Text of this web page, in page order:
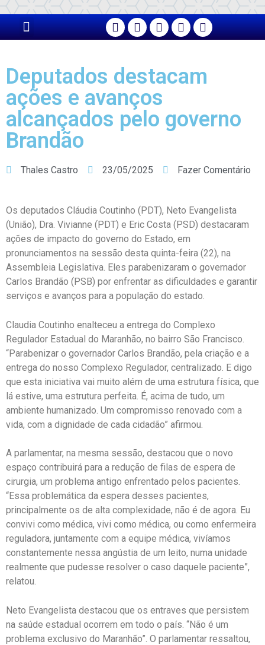
Deputados destacam
ações e avanços
alcançados pelo governo
Brandão
Thales Castro 23/05/2025 Fazer Comentário
Os deputados Cláudia Coutinho (PDT), Neto Evangelista
(União), Dra. Vivianne (PDT) e Eric Costa (PSD) destacaram
ações de impacto do governo do Estado, em
pronunciamentos na sessão desta quinta-feira (22), na
Assembleia Legislativa. Eles parabenizaram o governador
Carlos Brandão (PSB) por enfrentar as dificuldades e garantir
serviços e avanços para a população do estado.
Claudia Coutinho enalteceu a entrega do Complexo
Regulador Estadual do Maranhão, no bairro São Francisco.
“Parabenizar o governador Carlos Brandão, pela criação e a
entrega do nosso Complexo Regulador, centralizado. E digo
que esta iniciativa vai muito além de uma estrutura física, que
lá estive, uma estrutura perfeita. É, acima de tudo, um
ambiente humanizado. Um compromisso renovado com a
vida, com a dignidade de cada cidadão” afirmou.
A parlamentar, na mesma sessão, destacou que o novo
espaço contribuirá para a redução de filas de espera de
cirurgia, um problema antigo enfrentado pelos pacientes.
“Essa problemática da espera desses pacientes,
principalmente os de alta complexidade, não é de agora. Eu
convivi como médica, vivi como médica, ou como enfermeira
reguladora, juntamente com a equipe médica, vivíamos
constantemente nessa angústia de um leito, numa unidade
realmente que pudesse resolver o caso daquele paciente”,
relatou.
Neto Evangelista destacou que os entraves que persistem
na saúde estadual ocorrem em todo o país. “Não é um
problema exclusivo do Maranhão”. O parlamentar ressaltou,